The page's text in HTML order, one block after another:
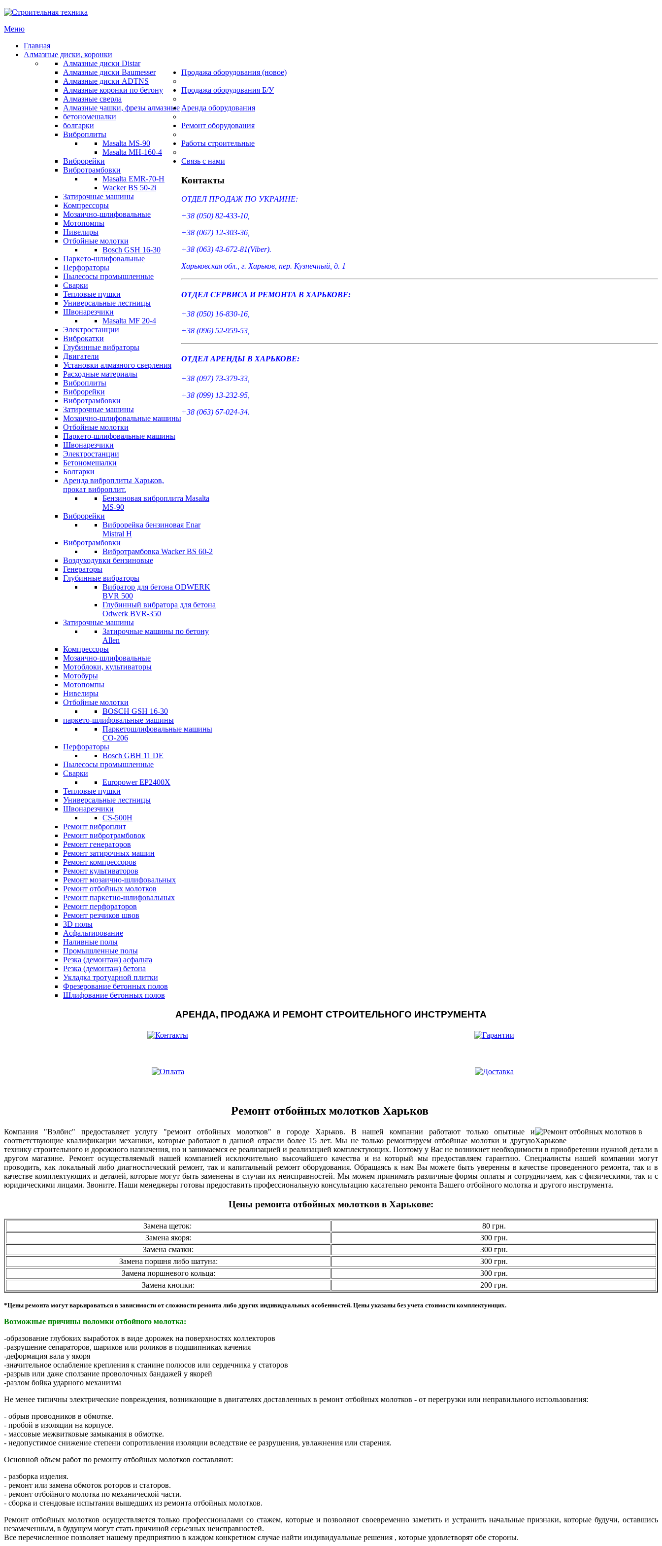
Меню
Главная
Алмазные диски, коронки
Алмазные диски Distar
Алмазные диски Baumesser
Алмазные диски ADTNS
Алмазные коронки по бетону
Алмазные сверла
Алмазные чашки, фрезы алмазные
Продажа оборудования (новое)
бетономешалки
болгарки
Виброплиты
Masalta MS-90
Masalta MH-160-4
Виброрейки
Вибротрамбовки
Masalta EMR-70-H
Wacker BS 50-2i
Затирочные машины
Компрессоры
Мозаично-шлифовальные
Мотопомпы
Нивелиры
Отбойные молотки
Bosch GSH 16-30
Паркето-шлифовальные
Перфораторы
Пылесосы промышленные
Сварки
Тепловые пушки
Универсальные лестницы
Швонарезчики
Masalta MF 20-4
Электростанции
Виброкатки
Глубинные вибраторы
Двигатели
Установки алмазного сверления
Расходные материалы
Продажа оборудования Б/У
Виброплиты
Виброрейки
Вибротрамбовки
Затирочные машины
Мозаично-шлифовальные машины
Отбойные молотки
Паркето-шлифовальные машины
Швонарезчики
Электростанции
Аренда оборудования
Бетономешалки
Болгарки
Аренда виброплиты Харьков,
прокат виброплит.
Бензиновая виброплита Masalta
MS-90
Виброрейки
Виброрейка бензиновая Enar
Mistral H
Вибротрамбовки
Вибротрамбовка Wacker BS 60-2
Воздуходувки бензиновые
Генераторы
Глубинные вибраторы
Вибратор для бетона ODWERK
BVR 500
Глубинный вибратора для бетона
Odwerk BVR-350
Затирочные машины
Затирочные машины по бетону
Allen
Компрессоры
Мозаично-шлифовальные
Мотоблоки, культиваторы
Мотобуры
Мотопомпы
Нивелиры
Отбойные молотки
BOSCH GSH 16-30
паркето-шлифовальные машины
Паркетошлифовальные машины
СО-206
Перфораторы
Bosch GBH 11 DE
Пылесосы промышленные
Сварки
Europower EP2400X
Тепловые пушки
Универсальные лестницы
Швонарезчики
CS-500H
Ремонт оборудования
Ремонт виброплит
Ремонт вибротрамбовок
Ремонт генераторов
Ремонт затирочных машин
Ремонт компрессоров
Ремонт культиваторов
Ремонт мозаично-шлифовальных
Ремонт отбойных молотков
Ремонт паркетно-шлифовальных
Ремонт перфораторов
Ремонт резчиков швов
Работы строительные
3D полы
Асфальтирование
Наливные полы
Промышленные полы
Резка (демонтаж) асфальта
Резка (демонтаж) бетона
Укладка тротуарной плитки
Фрезерование бетонных полов
Шлифование бетонных полов
Cвязь с нами
Контакты
ОТДЕЛ ПРОДАЖ ПО УКРАИНЕ:
+38 (050) 82-433-10,
+38 (067) 12-303-36,
+38 (063) 43-672-81(Viber).
Харьковская обл., г. Харьков, пер. Кузнечный, д. 1
ОТДЕЛ СЕРВИСА И РЕМОНТА В ХАРЬКОВЕ:
+38 (050) 16-830-16,
+38 (096) 52-959-53,
ОТДЕЛ АРЕНДЫ В ХАРЬКОВЕ:
+38 (097) 73-379-33,
+38 (099) 13-232-95,
+38 (063) 67-024-34.
АРЕНДА, ПРОДАЖА И РЕМОНТ СТРОИТЕЛЬНОГО ИНСТРУМЕНТА
Ремонт отбойных молотков Харьков
Компания "Вэлбис" предоставляет услугу "ремонт отбойных молотков" в городе Харьков. В нашей компании работают только опытные и
соответствующие квалификации механики, которые работают в данной отрасли более 15 лет. Мы не только ремонтируем отбойные молотки и другую
технику строительного и дорожного назначения, но и занимаемся ее реализацией и реализацией комплектующих. Поэтому у Вас не возникнет необходимости в приобретении нужной детали в
другом магазине. Ремонт осуществляемый нашей компанией исключительно высочайшего качества и на который мы предоставляем гарантию. Специалисты нашей компании могут
проводить, как локальный либо диагностический ремонт, так и капитальный ремонт оборудования. Обращаясь к нам Вы можете быть уверенны в качестве проведенного ремонта, так и в
качестве комплектующих и деталей, которые могут быть заменены в случаи их неисправностей. Мы можем принимать различные формы оплаты и сотрудничаем, как с физическими, так и с
юридическими лицами. Звоните. Наши менеджеры готовы предоставить профессиональную консультацию касательно ремонта Вашего отбойного молотка и другого инструмента.
Цены ремонта отбойных молотков в Харькове:
Замена щеток:
80 грн.
Замена якоря:
300 грн.
Замена смазки:
300 грн.
Замена поршня либо шатуна:
300 грн.
Замена поршневого кольца:
300 грн.
Замена кнопки:
200 грн.
*Цены ремонта могут варьироваться в зависимости от сложности ремонта либо других индивидуальных особенностей. Цены указаны без учета стоимости комплектующих.
Возможные причины поломки отбойного молотка:
-образование глубоких выработок в виде дорожек на поверхностях коллекторов
-разрушение сепараторов, шариков или роликов в подшипниках качения
-деформация вала у якоря
-значительное ослабление крепления к станине полюсов или сердечника у статоров
-разрыв или даже сползание проволочных бандажей у якорей
-разлом бойка ударного механизма
Не менее типичны электрические повреждения, возникающие в двигателях доставленных в ремонт отбойных молотков - от перегрузки или неправильного использования:
- обрыв проводников в обмотке.
- пробой в изоляции на корпусе.
- массовые межвитковые замыкания в обмотке.
- недопустимое снижение степени сопротивления изоляции вследствие ее разрушения, увлажнения или старения.
Основной объем работ по ремонту отбойных молотков соcтавляют:
- разборка изделия.
- ремонт или замена обмоток роторов и статоров.
- ремонт отбойного молотка по механической части.
- сборка и стендовые испытания вышедших из ремонта отбойных молотков.
Ремонт отбойных молотков осуществляется только профессионалами со стажем, которые и позволяют своевременно заметить и устранить начальные признаки, которые будучи, оставшись
незамеченным, в будущем могут стать причиной серьезных неисправностей.
Все перечисленное позволяет нашему предприятию в каждом конкретном случае найти индивидуальные решения , которые удовлетворят обе стороны.